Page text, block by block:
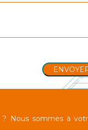
Nous sommes à